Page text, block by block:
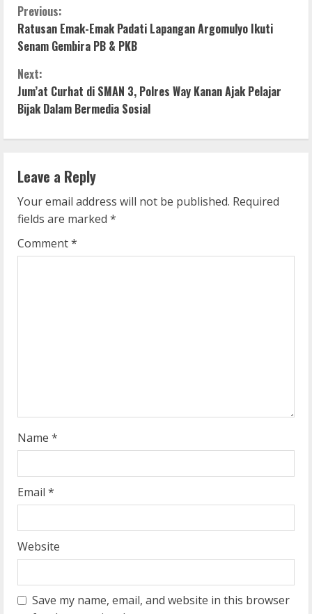
C
o
n
t
i
n
u
e
R
g
Previous:
Ratusan Emak-Emak Padati Lapangan Argomulyo Ikuti
Senam Gembira PB & PKB
Next:
Jum’at Curhat di SMAN 3, Polres Way Kanan Ajak Pelajar
Bijak Dalam Bermedia Sosial
Leave a Reply
Your email address will not be published. Required
fields are marked *
Comment*
Name *
Email *
Website
Save my name, email, and website in this browser